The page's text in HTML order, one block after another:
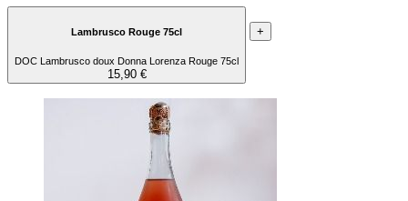
Lambrusco Rouge 75cl
DOC Lambrusco doux Donna Lorenza Rouge 75cl
15,90 €
+